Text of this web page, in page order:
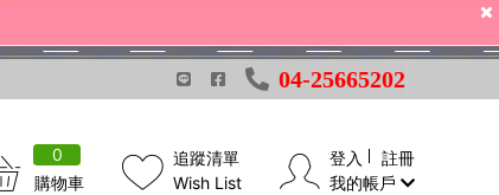
04-25665202
0
購物車
追蹤清單
Wish List
登入
註冊
我的帳戶